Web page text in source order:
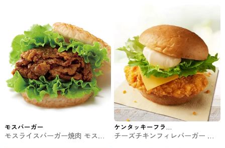
モスバーガー
モスライスバーガー焼肉 モスバ
ケンタッキーフラ
イドチキン
チーズチキンフィレバーガー ケ